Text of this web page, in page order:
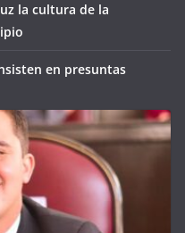
la cultura de la
en presuntas